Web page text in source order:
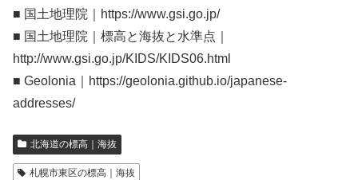
■ 国土地理院｜https://www.gsi.go.jp/
■ 国土地理院｜標高と海抜と水準点｜
http://www.gsi.go.jp/KIDS/KIDS06.html
■ Geolonia｜https://geolonia.github.io/japanese-
addresses/
北海道の標高｜海抜
札幌市東区の標高｜海抜